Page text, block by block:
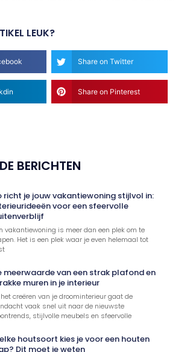
LEUK?
Share on Twitter
Share on Pinterest
BERICHTEN
richt je jouw vakantiewoning stijlvol in:
voor een sfeervolle
vakantiewoning is meer dan een plek om te
Het is een plek waar je even helemaal tot
meerwaarde van een strak plafond en
muren in je interieur
het creëren van je droominterieur gaat de
vaak snel uit naar de nieuwste
stijlvolle meubels en sfeervolle
houtsoort kies je voor een houten
Dit moet je weten